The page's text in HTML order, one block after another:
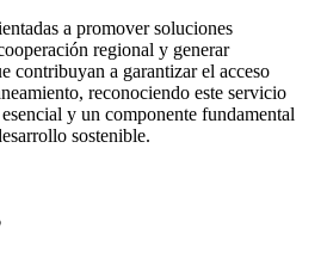
a promover soluciones
regional y generar
contribuyan a garantizar el acceso
reconociendo este servicio
y un componente fundamental
sostenible.